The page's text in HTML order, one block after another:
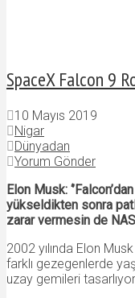
SpaceX Falcon 9
10 Mayıs 2019
Nigar
Dünyadan
Yorum Gönder
Elon Musk:
yükseldikten sonra
zarar vermesin de
2002 yılında Elon
farklı gezegenlerde
uzay gemileri